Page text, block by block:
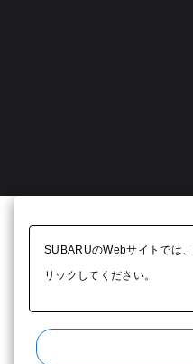
SUBARUのWebサイトでは
リックしてください。​